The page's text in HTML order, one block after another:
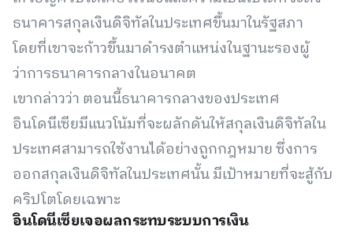
ธนาคารสกุลเงินดิจิทัลในประเทศขึ้นมาในรัฐสภา
โดยที่เขาจะก้าวขึ้นมาดำรงตำแหน่งในฐานะรองผู้
ว่าการธนาคารกลางในอนาคต
เขากล่าวว่า ตอนนี้ธนาคารกลางของประเทศ
อินโดนีเซียมีแนวโน้มที่จะผลักดันให้สกุลเงินดิจิทัลใน
ประเทศสามารถใช้งานได้อย่างถูกกฎหมาย ซึ่งการ
ออกสกุลเงินดิจิทัลในประเทศนั้น มีเป้าหมายที่จะสู้กับ
คริปโตโดยเฉพาะ
อินโดนีเซียเจอผลกระทบระบบการเงิน